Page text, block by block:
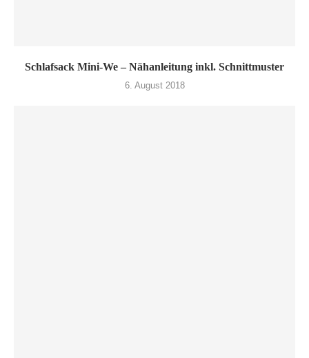
Schlafsack Mini-We – Nähanleitung inkl. Schnittmuster
6. August 2018